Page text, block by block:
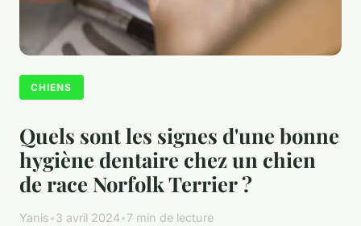
CHIENS
Quels sont les signes d'une bonne
hygiène dentaire chez un chien
de race Norfolk Terrier ?
Yanis•3 avril 2024•7 min de lecture